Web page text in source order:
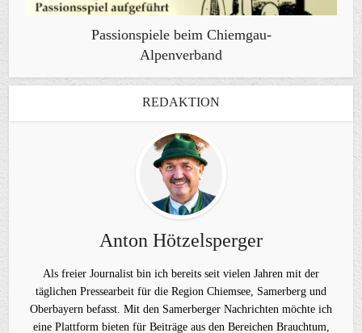
Passionspiele beim Chiemgau-
Alpenverband
REDAKTION
Anton Hötzelsperger
Als freier Journalist bin ich bereits seit vielen Jahren mit der
täglichen Pressearbeit für die Region Chiemsee, Samerberg und
Oberbayern befasst. Mit den Samerberger Nachrichten möchte ich
eine Plattform bieten für Beiträge aus den Bereichen Brauchtum,